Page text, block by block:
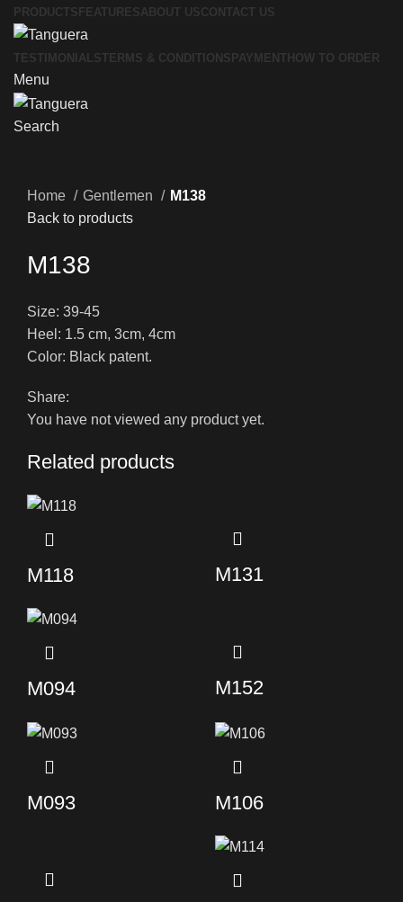
PRODUCTS FEATURESABOUT USCONTACT US
TESTIMONIALSTERMS & CONDITIONS PAYMENT HOW TO ORDER
Menu
Search
Home
Gentlemen
M138
Back to products
M138
Size: 39-45
Heel: 1.5 cm, 3cm, 4cm
Color: Black patent.
Share:
You have not viewed any product yet.
Related products
M118 M131
M094 M152
M093 M106